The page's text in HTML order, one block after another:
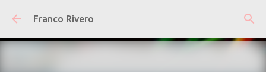
Ir al contenido principal
Franco Rivero